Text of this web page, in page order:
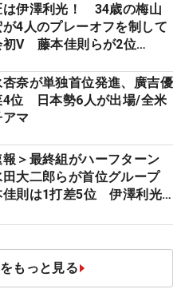
は伊澤利光！ 34歳の梅山
が4人のプレーオフを制して
初V 藤本佳則らが2位
杏奈が単独首位発進、廣吉優
4位 日本勢6人が出場/全米
マ
報＞最終組がハーフターン
田大二郎らが首位グループ
佳則は1打差5位 伊澤利光
OPEN】
もっと見る